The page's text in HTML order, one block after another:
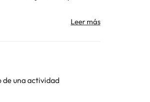
en la confirmación de
de una actividad